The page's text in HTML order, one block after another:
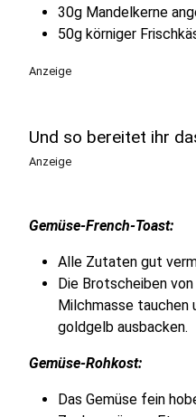
30g Mandelkerne
50g körniger
Anzeige
Und so bereitet ihr
Anzeige
Gemüse-French-Toast:
Alle Zutaten gut
Die Brotscheiben
Milchmasse tauchen
goldgelb ausbacken.
Gemüse-Rohkost:
Das Gemüse fein